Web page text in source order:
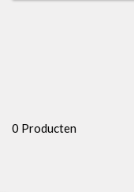
0 Producten